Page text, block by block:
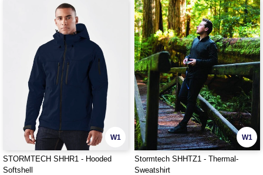
W1
STORMTECH SHHR1 - Hooded
Softshell
W1
Stormtech SHHTZ1 - Thermal-
Sweatshirt